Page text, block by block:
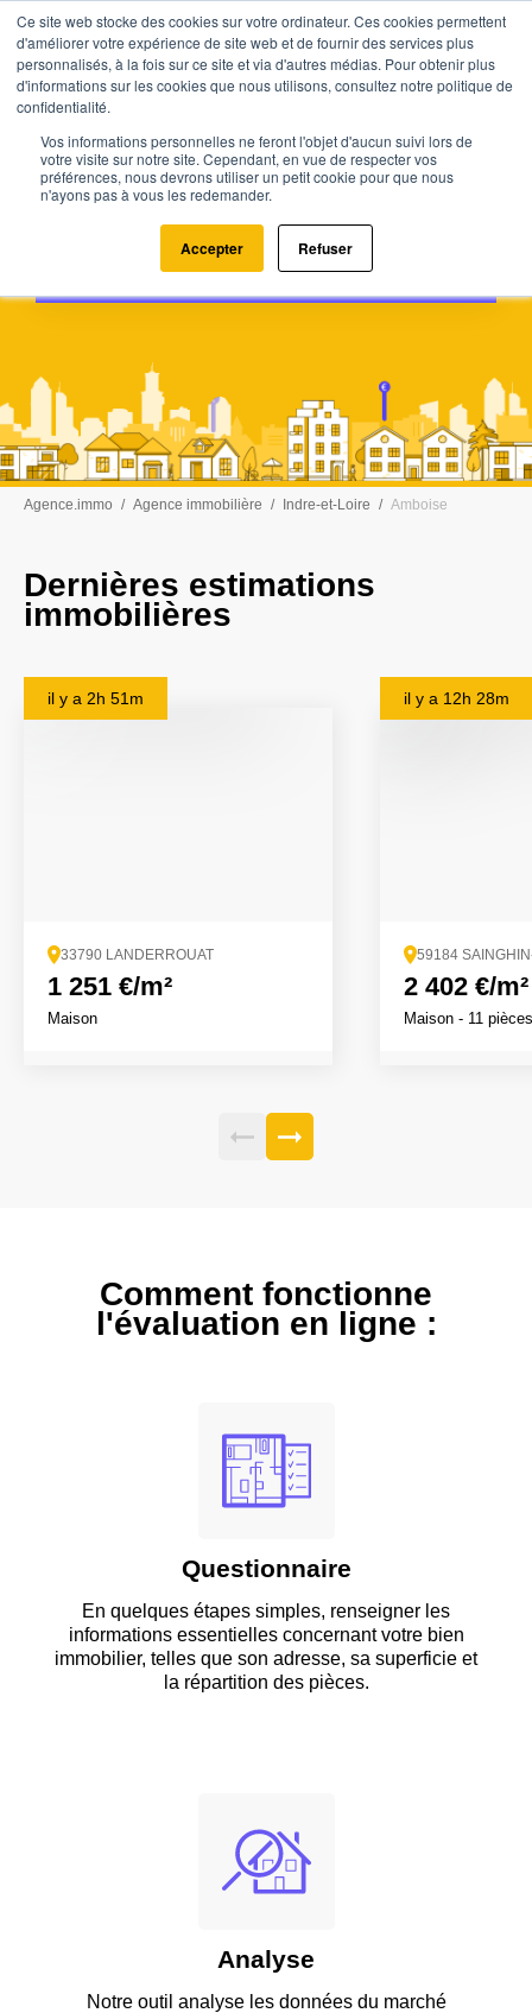
Ce site web stocke des cookies sur votre ordinateur. Ces cookies permettent
d'améliorer votre expérience de site web et de fournir des services plus
personnalisés, à la fois sur ce site et via d'autres médias. Pour obtenir plus
d'informations sur les cookies que nous utilisons, consultez notre politique de
confidentialité.
Vos informations personnelles ne feront l'objet d'aucun suivi lors de
votre visite sur notre site. Cependant, en vue de respecter vos
préférences, nous devrons utiliser un petit cookie pour que nous
n'ayons pas à vous les redemander.
Accepter Refuser
Les clés du succès pour trouver
votre agence immobilière à
Fondettes
Agence.immo Agence immobilière Indre-et-Loire Amboise
Dernières estimations
immobilières
il y a 2h 51m
33790 LANDERROUAT
1 251 €/m²
Maison
il y a 12h 28m
59184
2 402 €/m²
Maison - 11 pièces
Comment fonctionne
l'évaluation en ligne :
Questionnaire
En quelques étapes simples, renseigner les
informations essentielles concernant votre bien
immobilier, telles que son adresse, sa superficie et
la répartition des pièces.
Analyse
Notre outil analyse les données du marché